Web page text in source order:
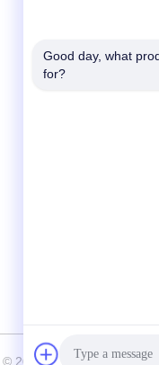
টেলিফোন
© 2016-2026 HongTai
Good day, what
for?